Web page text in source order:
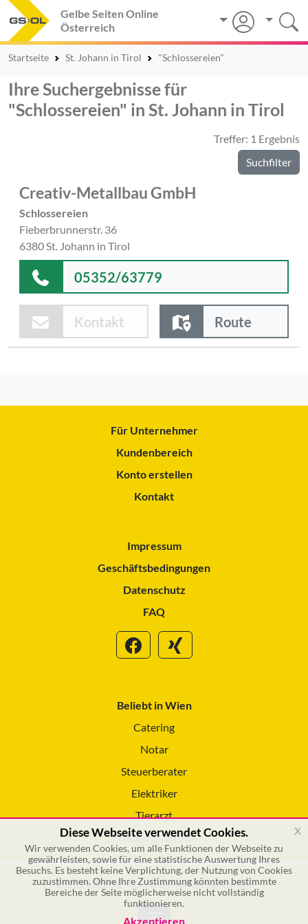
Gelbe Seiten Online
Österreich
Startseite St. Johann in Tirol "Schlossereien"
Ihre Suchergebnisse für
"Schlossereien" in St. Johann in Tirol
Treffer: 1 Ergebnis
Suchfilter
Creativ-Metallbau GmbH
Schlossereien
Fieberbrunnerstr. 36
6380 St. Johann in Tirol
05352/63779
Kontakt Route
Für Unternehmer
Kundenbereich
Konto erstellen
Kontakt
Impressum
Geschäftsbedingungen
Datenschutz
FAQ
Beliebt in Wien
Catering
Notar
Steuerberater
Elektriker
Tierarzt
Reinigungsservice
© 2026 GSOL – Online Marketing GmbH
Diese Webseite verwendet Cookies.
Wir verwenden Cookies, um alle Funktionen der Webseite zu
gewährleisten, sowie für eine statistische Auswertung Ihres
Besuchs. Es besteht keine Verplichtung, der Nutzung von Cookies
zuzustimmen. Ohne Ihre Zustimmung könnten bestimmte
Bereiche der Seite möglicherweise nicht vollständig
funktionieren.
Akzeptieren
x